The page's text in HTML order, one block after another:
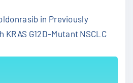
in Previously
G12D-Mutant NSCLC